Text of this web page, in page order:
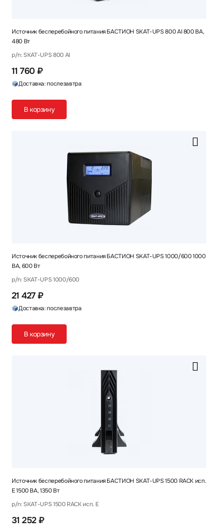
Источник бесперебойного питания БАСТИОН SKAT-UPS 800 AI 800 ВА,
480 Вт
p/n: SKAT-UPS 800 AI
11 760 ₽
Доставка: послезавтра
В корзину
Источник бесперебойного питания БАСТИОН SKAT-UPS 1000/600 1000
ВА, 600 Вт
p/n: SKAT-UPS 1000/600
21 427 ₽
Доставка: послезавтра
В корзину
Источник бесперебойного питания БАСТИОН SKAT-UPS 1500 RACK исп.
E 1500 ВА, 1350 Вт
p/n: SKAT-UPS 1500 RACK исп. E
31 252 ₽